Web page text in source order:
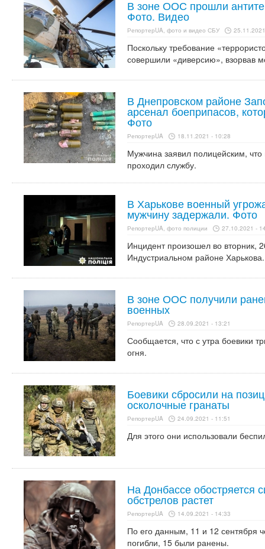
В зоне ООС прошли
Фото. Видео
РепортерUA, фото и видео СБУ
Поскольку требование
совершили «диверсию», взорвав
В Днепровском районе
арсенал боеприпасов,
Фото
РепортерUA 18.11.2021 - 10:28
Мужчина заявил полицейским,
проходил службу.
В Харькове военный
мужчину задержали. Фото
РепортерUA, фото полиции 27.10.2021 -
Инцидент произошел во вторник,
Индустриальном районе Харькова.
В зоне ООС получили
военных
РепортерUA 28.09.2021 - 13:21
Сообщается, что с утра боевики
огня.
Боевики сбросили на
осколочные гранаты
РепортерUA 24.09.2021 - 11:51
Для этого они использовали
На Донбассе обостряется
обстрелов растет
РепортерUA 14.09.2021 - 14:33
По его данным, 11 и 12 сентября
погибли, 15 были ранены.